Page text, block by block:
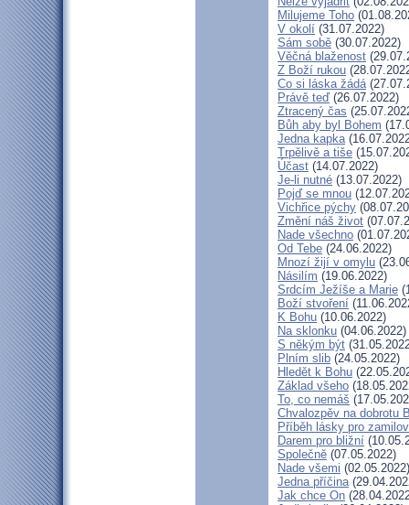
Milujeme Toho
V okolí (31.07.2022)
Sám sobě (30.07.2022)
Věčná blaženost
Z Boží rukou
Co si láska žádá
Právě teď (26.07.2022)
Ztracený čas
Bůh aby byl Bohem
Jedna kapka
Trpělivě a tiše
Účast (14.07.2022)
Je-li nutné (13.07.2022)
Pojď se mnou
Vichřice pýchy
Změní náš život
Nade všechno
Od Tebe (24.06.2022)
Mnozí žijí v omylu
Násilím (19.06.2022)
Srdcím Ježíše a Marie
Boží stvoření
K Bohu (10.06.2022)
Na sklonku (04.06.2022)
S někým být
Plním slib (24.05.2022)
Hledět k Bohu
Základ všeho
To, co nemáš
Chvalozpěv na dobrotu
Příběh lásky pro
Darem pro bližní
Společně (07.05.2022)
Nade všemi (02.05.2022)
Jedna příčina
Jak chce On